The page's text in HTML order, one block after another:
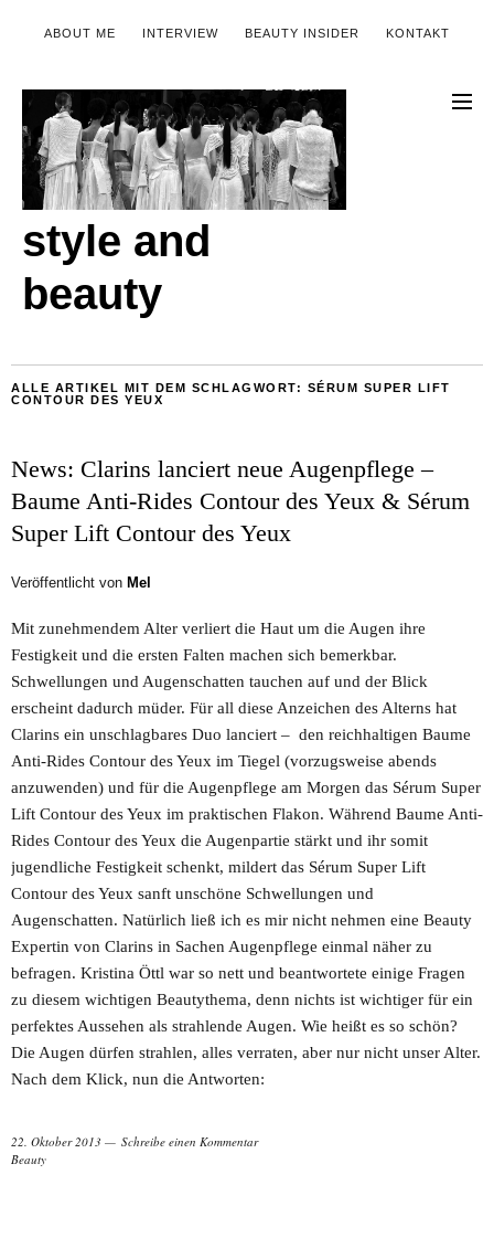
ABOUT ME INTERVIEW BEAUTY INSIDER KONTAKT
style and
beauty
ALLE ARTIKEL MIT DEM SCHLAGWORT: SÉRUM SUPER LIFT
CONTOUR DES YEUX
News: Clarins lanciert neue Augenpflege –
Baume Anti-Rides Contour des Yeux & Sérum
Super Lift Contour des Yeux
Veröffentlicht von Mel
Mit zunehmendem Alter verliert die Haut um die Augen ihre
Festigkeit und die ersten Falten machen sich bemerkbar.
Schwellungen und Augenschatten tauchen auf und der Blick
erscheint dadurch müder. Für all diese Anzeichen des Alterns hat
Clarins ein unschlagbares Duo lanciert – den reichhaltigen Baume
Anti-Rides Contour des Yeux im Tiegel (vorzugsweise abends
anzuwenden) und für die Augenpflege am Morgen das Sérum Super
Lift Contour des Yeux im praktischen Flakon. Während Baume Anti-
Rides Contour des Yeux die Augenpartie stärkt und ihr somit
jugendliche Festigkeit schenkt, mildert das Sérum Super Lift
Contour des Yeux sanft unschöne Schwellungen und
Augenschatten. Natürlich ließ ich es mir nicht nehmen eine Beauty
Expertin von Clarins in Sachen Augenpflege einmal näher zu
befragen. Kristina Öttl war so nett und beantwortete einige Fragen
zu diesem wichtigen Beautythema, denn nichts ist wichtiger für ein
perfektes Aussehen als strahlende Augen. Wie heißt es so schön?
Die Augen dürfen strahlen, alles verraten, aber nur nicht unser Alter.
Nach dem Klick, nun die Antworten:
22. Oktober 2013
Schreibe einen Kommentar
Beauty